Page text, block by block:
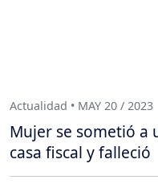
Actualidad • MAY 20 / 2023
Mujer se sometió a
casa fiscal y falleció